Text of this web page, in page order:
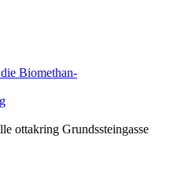
Biomethan-
ottakring Grundssteingasse